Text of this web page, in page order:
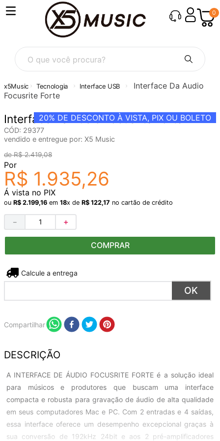
0
O que você procura?
Tecnologia Interface USB
Interface Da Audio
Focusrite Forte
20% DE DESCONTO À VISTA, PIX OU BOLETO
Interface Da Audio Focusrite Forte
CÓD: 29377
vendido e entregue por: X5 Music
R$ 2.419,08
Por
R$ 1.935,26
Á vista no PIX
ou R$ 2.199,16 em 18x de R$ 122,17 no cartão de crédito
＋
－
COMPRAR
Não sei meu CEP
Compartilhar
DESCRIÇÃO
A INTERFACE DE ÁUDIO FOCUSRITE FORTE é a solução ideal
para músicos e produtores que buscam uma interface
compacta e robusta para gravação de áudio de alta qualidade
em seus computadores Mac e PC. Com 2 entradas e 4 saídas,
essa interface oferece um desempenho excepcional graças à
sua conversão de 192kHz 24bit e aos 2 pré-amplificadores